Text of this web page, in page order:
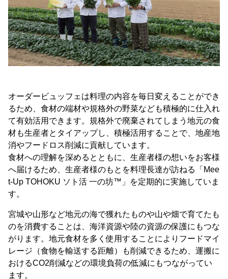
オーダービュッフェは料理の内容を毎日変えることができ
るため、食材の端材や規格外の野菜なども積極的に仕入れ
て有効活用できます。規格外で廃棄されてしまう地元の食
材も生産者とタイアップし、積極活用することで、地産地
消やフードロス削減に貢献しています。
食材への理解を深めるとともに、生産者様の想いをお客様
へ届けるため、生産者様のもとを料理長達が訪ねる「Mee
t-Up TOHOKU ソト活 一の坊™」を定期的に実施していま
す。
宮城や山形など地元の海で獲れたものや山や畑で育てたも
のを消費することは、海洋資源や陸の資源の保護にもつな
がります。地元食材を多く使用することによりフードマイ
レージ（食物を輸送する距離）も削減できるため、運搬に
おけるCO2削減などの環境負荷の低減にもつながってい
ます。